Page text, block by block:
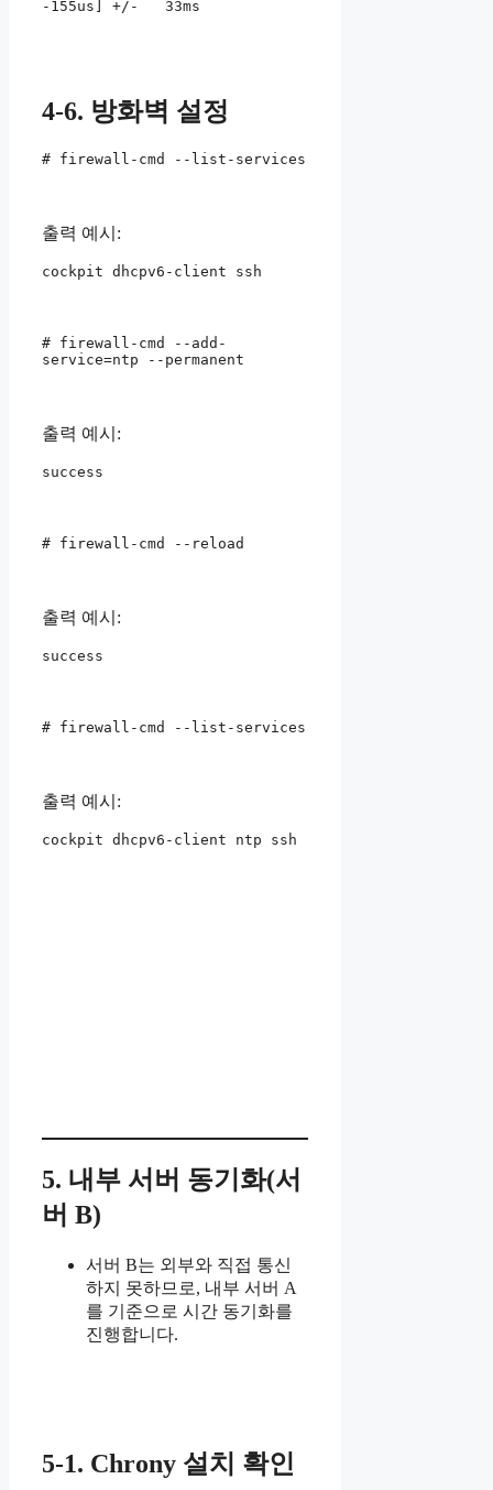
4-6. 방화벽 설정
# firewall-cmd --list-services
출력 예시:
cockpit dhcpv6-client ssh
# firewall-cmd --add-
service=ntp --permanent
출력 예시:
success
# firewall-cmd --reload
출력 예시:
success
# firewall-cmd --list-services
출력 예시:
cockpit dhcpv6-client ntp ssh
5. 내부 서버 동기화(서
버 B)
서버 B는 외부와 직접 통신
하지 못하므로, 내부 서버 A
를 기준으로 시간 동기화를
진행합니다.
5-1. Chrony 설치 확인